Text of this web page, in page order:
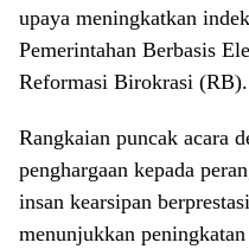
upaya meningkatkan
Pemerintahan Berbasis
Reformasi Birokrasi (RB).
Rangkaian puncak acara
penghargaan kepada
insan kearsipan
menunjukkan